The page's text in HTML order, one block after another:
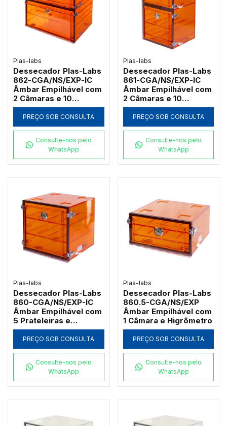
Plas-labs
Dessecador Plas-Labs
862-CGA/NS/EXP-IC
Âmbar Empilhável com
2 Câmaras e 10
Prateleiras
PREÇO SOB CONSULTA
Consulte-nos pelo
WhatsApp
Plas-labs
Dessecador Plas-Labs
861-CGA/NS/EXP-IC
Âmbar Empilhável com
2 Câmaras e 10
Prateleiras
PREÇO SOB CONSULTA
Consulte-nos pelo
WhatsApp
Plas-labs
Dessecador Plas-Labs
860-CGA/NS/EXP-IC
Âmbar Empilhável com
5 Prateleiras e
Higrômetro
PREÇO SOB CONSULTA
Consulte-nos pelo
WhatsApp
Plas-labs
Dessecador Plas-Labs
860.5-CGA/NS/EXP
Âmbar Empilhável com
1 Câmara e Higrômetro
PREÇO SOB CONSULTA
Consulte-nos pelo
WhatsApp